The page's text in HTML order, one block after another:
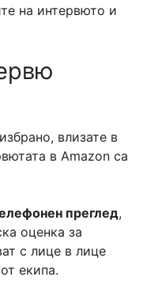
на интервюто и
влизате в
в Amazon са
преглед,
оценка за
с лице в лице
екипа.